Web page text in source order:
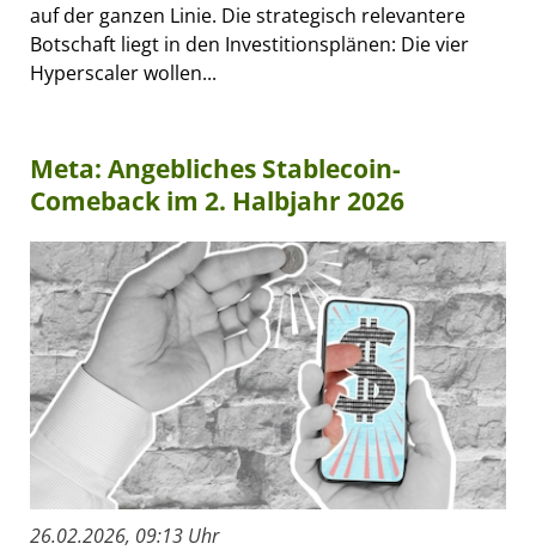
auf der ganzen Linie. Die strategisch relevantere
Botschaft liegt in den Investitionsplänen: Die vier
Hyperscaler wollen...
Meta: Angebliches Stablecoin-
Comeback im 2. Halbjahr 2026
26.02.2026, 09:13 Uhr